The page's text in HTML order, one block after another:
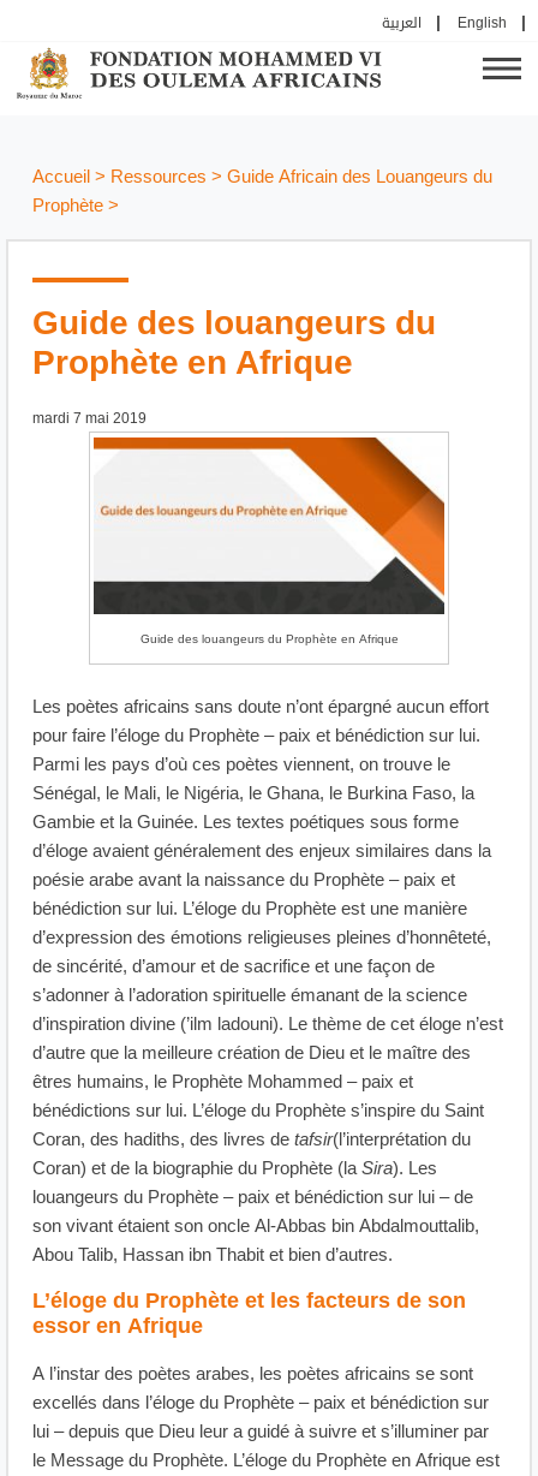
العربية English
Accueil> Ressources > Guide Africain des Louangeurs du
Prophète>
Guide des louangeurs du
Prophète en Afrique
mardi 7 mai 2019
Guide des louangeurs du Prophète en Afrique
Les poètes africains sans doute n’ont épargné aucun effort
pour faire l’éloge du Prophète – paix et bénédiction sur lui.
Parmi les pays d’où ces poètes viennent, on trouve le
Sénégal, le Mali, le Nigéria, le Ghana, le Burkina Faso, la
Gambie et la Guinée. Les textes poétiques sous forme
d’éloge avaient généralement des enjeux similaires dans la
poésie arabe avant la naissance du Prophète – paix et
bénédiction sur lui. L’éloge du Prophète est une manière
d’expression des émotions religieuses pleines d’honnêteté,
de sincérité, d’amour et de sacrifice et une façon de
s’adonner à l’adoration spirituelle émanant de la science
d’inspiration divine (’ilm ladouni). Le thème de cet éloge n’est
d’autre que la meilleure création de Dieu et le maître des
êtres humains, le Prophète Mohammed – paix et
bénédictions sur lui. L’éloge du Prophète s’inspire du Saint
Coran, des hadiths, des livres detafsir(l’interprétation du
Coran) et de la biographie du Prophète (laSira). Les
louangeurs du Prophète – paix et bénédiction sur lui – de
son vivant étaient son oncle Al-Abbas bin Abdalmouttalib,
Abou Talib, Hassan ibn Thabit et bien d’autres.
L’éloge du Prophète et les facteurs de son
essor en Afrique
A l’instar des poètes arabes, les poètes africains se sont
excellés dans l’éloge du Prophète – paix et bénédiction sur
lui – depuis que Dieu leur a guidé à suivre et s’illuminer par
le Message du Prophète. L’éloge du Prophète en Afrique est